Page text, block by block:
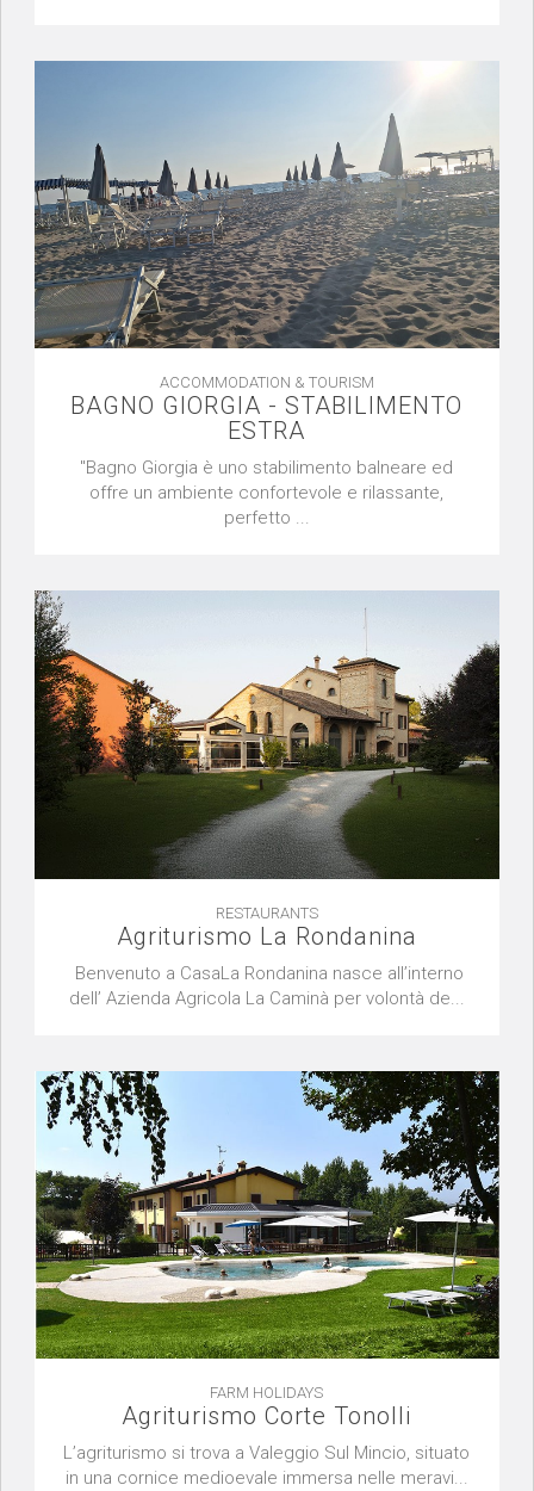
ACCOMMODATION & TOURISM
BAGNO GIORGIA - STABILIMENTO
ESTRA
"Bagno Giorgia è uno stabilimento balneare ed
offre un ambiente confortevole e rilassante,
perfetto ...
RESTAURANTS
Agriturismo La Rondanina
Benvenuto a CasaLa Rondanina nasce all’interno
dell’ Azienda Agricola La Caminà per volontà de...
FARM HOLIDAYS
Agriturismo Corte Tonolli
L’agriturismo si trova a Valeggio Sul Mincio, situato
in una cornice medioevale immersa nelle meravi...